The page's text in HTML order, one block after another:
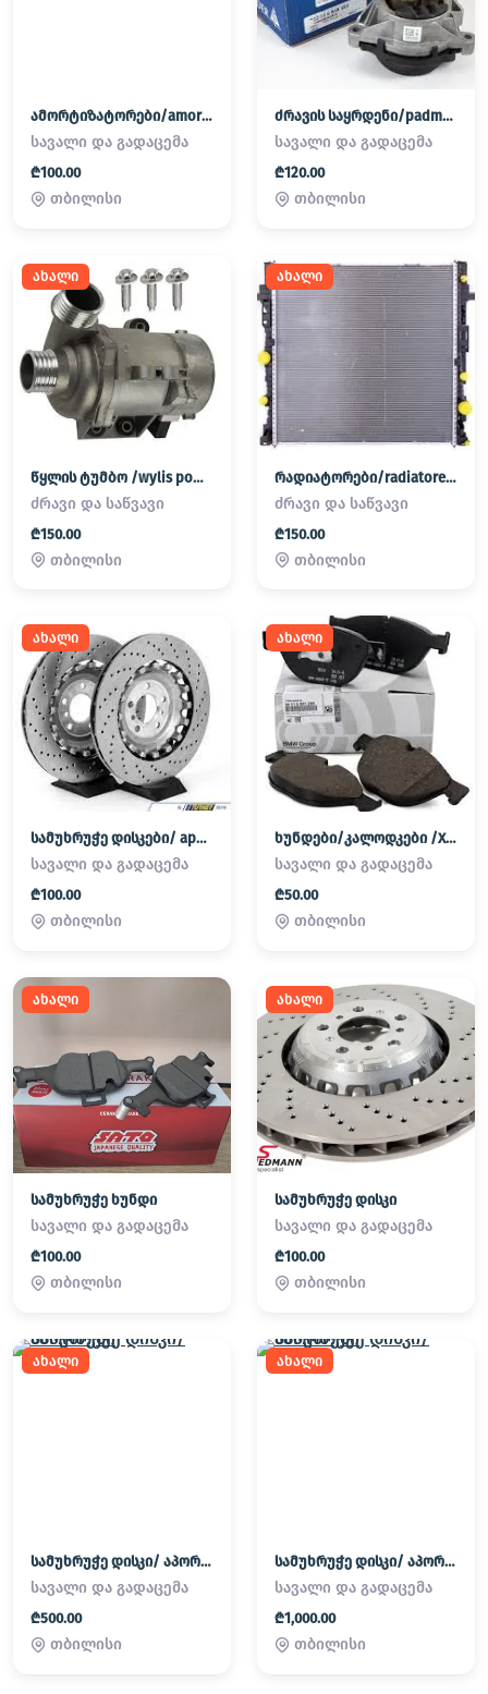
ამორტიზატორები/amortizatorebi
სავალი და გადაცემა
₾100.00
თბილისი
ძრავის საყრდენი/padmatornebi
სავალი და გადაცემა
₾120.00
თბილისი
ახალი
წყლის ტუმბო /wylis pompa
ძრავი და საწვავი
₾150.00
თბილისი
ახალი
რადიატორები/radiatorebi
ძრავი და საწვავი
₾150.00
თბილისი
ახალი
სამუხრუჭე დისკები/ apornebi
სავალი და გადაცემა
₾100.00
თბილისი
ახალი
ხუნდები/კალოდკები /XUNDEBI/KALODKEBI
სავალი და გადაცემა
₾50.00
თბილისი
ახალი
სამუხრუჭე ხუნდი
სავალი და გადაცემა
₾100.00
თბილისი
ახალი
სამუხრუჭე დისკი
სავალი და გადაცემა
₾100.00
თბილისი
ახალი
სამუხრუჭე დისკი/ აპორნები
სავალი და გადაცემა
₾500.00
თბილისი
ახალი
სამუხრუჭე დისკი/ აპორნები
სავალი და გადაცემა
₾1,000.00
თბილისი